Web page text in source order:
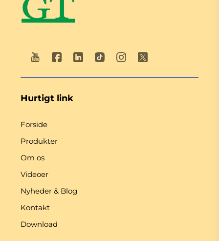
Hurtigt link
Forside
Produkter
Om os
Videoer
Nyheder & Blog
Kontakt
Download